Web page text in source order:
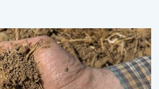
Nove studije. . .